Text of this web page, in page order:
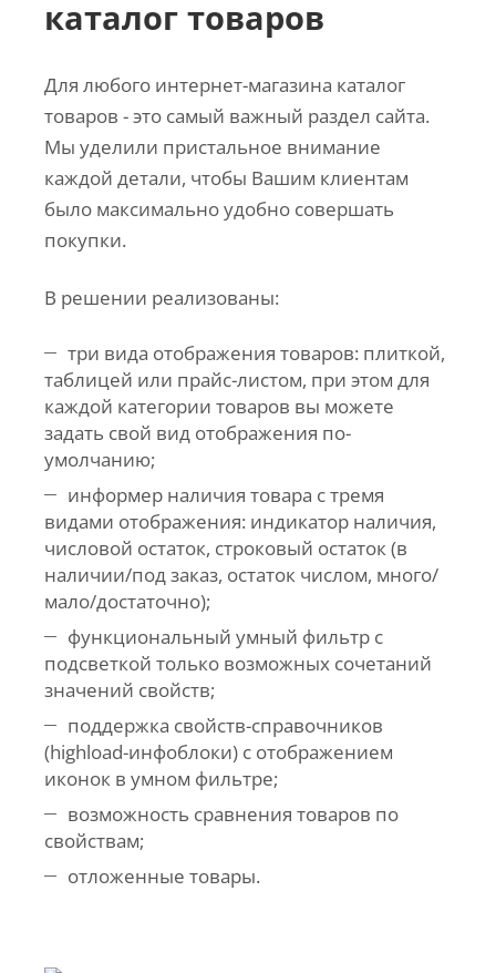
каталог товаров
Для любого интернет-магазина каталог
товаров - это самый важный раздел сайта.
Мы уделили пристальное внимание
каждой детали, чтобы Вашим клиентам
было максимально удобно совершать
покупки.
В решении реализованы:
три вида отображения товаров: плиткой,
таблицей или прайс-листом, при этом для
каждой категории товаров вы можете
задать свой вид отображения по-
умолчанию;
информер наличия товара с тремя
видами отображения: индикатор наличия,
числовой остаток, строковый остаток (в
наличии/под заказ, остаток числом, много/
мало/достаточно);
функциональный умный фильтр с
подсветкой только возможных сочетаний
значений свойств;
поддержка свойств-справочников
(highload-инфоблоки) с отображением
иконок в умном фильтре;
возможность сравнения товаров по
свойствам;
отложенные товары.